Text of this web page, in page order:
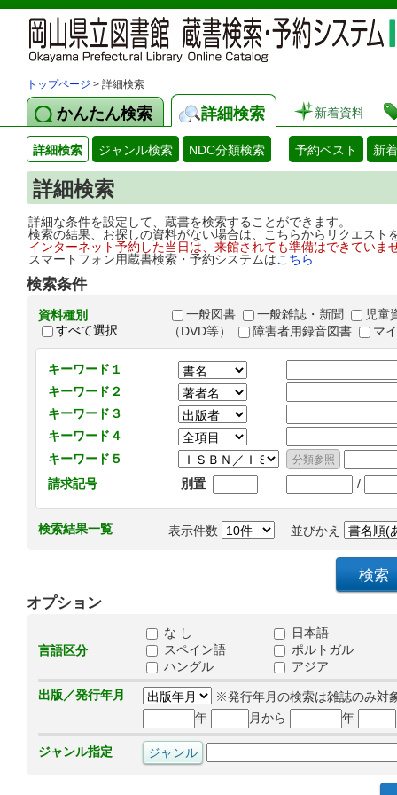
トップページ > 詳細検索
かんたん検索 詳細検索 新着資料
詳細検索 ジャンル検索 NDC分類検索 予約ベスト 新
詳細検索
詳細な条件を設定して、蔵書を検索することができます。
検索の結果、お探しの資料がない場合は、こちらからリクエス
インターネット予約した当日は、来館されても準備はできてい
スマートフォン用蔵書検索・予約システムはこちら
検索条件
資料種別
すべて選択
一般図書 一般雑誌・新聞
児童
（DVD等）
障害者用録音図書 マ
キーワード１
キーワード２
キーワード３
キーワード４
キーワード５
請求記号
別置 /
検索結果一覧 表示件数 並びかえ
オプション
言語区分
な し
日本語
スペイン語
ポルトガル
ハングル
アジア
出版／発行年月
※発行年月の検索は雑誌のみ対
年
月から 年
ジャンル指定